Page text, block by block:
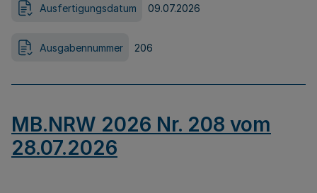
Ausfertigungsdatum 09.07.2026
Ausgabennummer 206
MB.NRW 2026 Nr. 208 vom
28.07.2026